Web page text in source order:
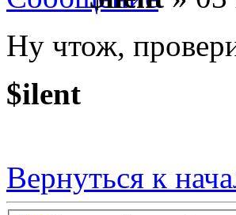
Ну чтож,
$ilent
Вернуться к